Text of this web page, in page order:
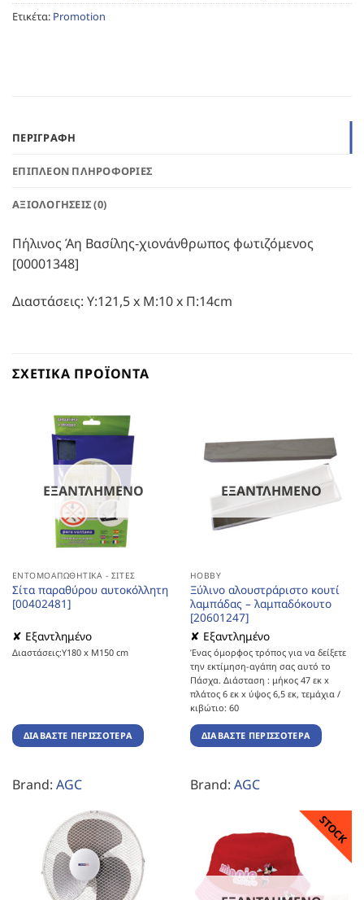
Ετικέτα: Promotion
ΠΕΡΙΓΡΑΦΉ
ΕΠΙΠΛΈΟΝ ΠΛΗΡΟΦΟΡΊΕΣ
ΑΞΙΟΛΟΓΉΣΕΙΣ (0)
Πήλινος Άη Βασίλης-χιονάνθρωπος φωτιζόμενος
[00001348]
Διαστάσεις: Υ:121,5 x Μ:10 x Π:14cm
ΣΧΕΤΙΚΆ ΠΡΟΪΌΝΤΑ
ΕΞΑΝΤΛΗΜΈΝΟ
ΕΝΤΟΜΟΑΠΩΘΗΤΙΚΆ - ΣΊΤΕΣ
Σίτα παραθύρου αυτοκόλλητη
[00402481]
✘ Εξαντλημένο
Διαστάσεις:Υ180 x Μ150 cm
ΔΙΑΒΆΣΤΕ ΠΕΡΙΣΣΌΤΕΡΑ
Brand: AGC
ΕΞΑΝΤΛΗΜΈΝΟ
HOBBY
Ξύλινο αλουστράριστο κουτί
λαμπάδας – λαμπαδόκουτο
[20601247]
✘ Εξαντλημένο
Ένας όμορφος τρόπος για να δείξετε
την εκτίμηση-αγάπη σας αυτό το
Πάσχα. Διάσταση : μήκος 47 εκ x
πλάτος 6 εκ x ύψος 6,5 εκ, τεμάχια /
κιβώτιο: 60
ΔΙΑΒΆΣΤΕ ΠΕΡΙΣΣΌΤΕΡΑ
Brand: AGC
STOCK